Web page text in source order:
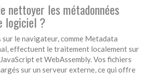
nettoyer les métadonnées
logiciel ?
le navigateur, comme Metadata
effectuent le traitement localement sur
et WebAssembly. Vos fichiers
sur un serveur externe, ce qui offre